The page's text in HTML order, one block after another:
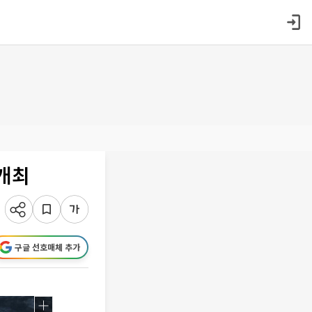
최
구글 선호매체 추가